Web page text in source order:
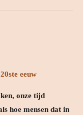
eeuw
onze tijd
hoe mensen dat in